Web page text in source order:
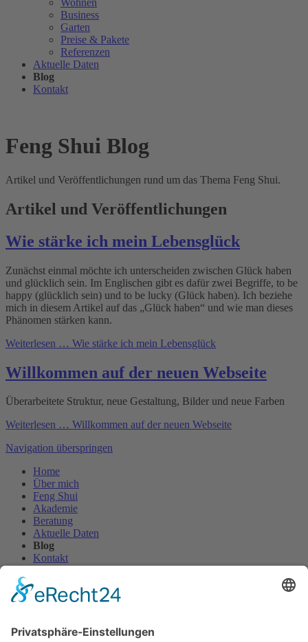
Wohnen
Business
Garten
Preise & Pakete
Referenzen
Aktuelle Daten
Blog
Kontakt
Feng Shui Blog
Artikel und Veröffentlichungen rund um das Thema Feng Shui.
Artikel und Veröffentlichungen
Wie stärke ich mein Lebensglück
Zunächst einmal möchte ich unterscheiden zwischen Glück haben
und glücklich sein. Im Englischen gibt es dafür zwei Begriffe, to be
happy (glücklich sein) und to be lucky (Glück haben). Ich beziehe
mich in diesem Artikel auf das „Glück haben“ und wie man dieses
Phänomen stärken kann.
Weiterlesen … Wie stärke ich mein Lebensglück
Willkommen auf der neuen Webseite
Überarbeitete Struktur, neue Gestaltung, Bilder und neue Farben
Weiterlesen … Willkommen auf der neuen Webseite
Navigation überspringen
Home
Über mich
Feng Shui
Akademie
Beratung
Aktuelle Daten
Blog
Kontakt
Navigation überspringen
Impressum